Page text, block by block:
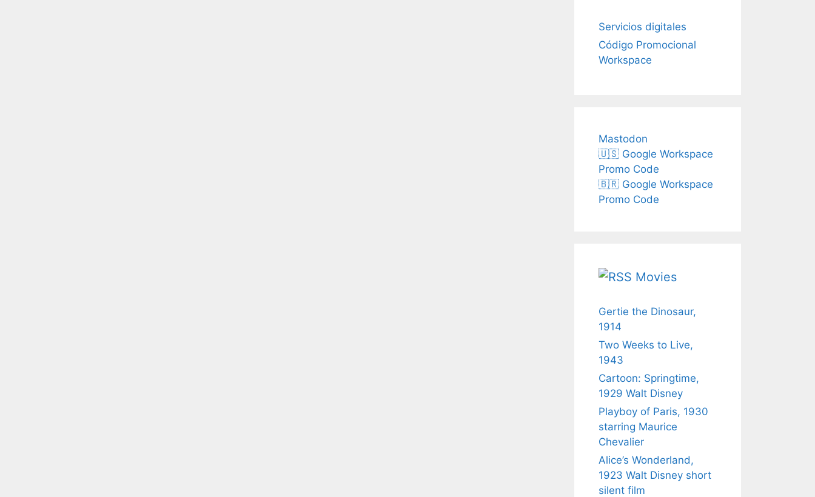
Servicios digitales
Código Promocional
Workspace
Mastodon
🇺🇸 Google Workspace
Promo Code
🇧🇷 Google Workspace
Promo Code
Movies
Gertie the Dinosaur,
1914
Two Weeks to Live,
1943
Cartoon: Springtime,
1929 Walt Disney
Playboy of Paris, 1930
starring Maurice
Chevalier
Alice’s Wonderland,
1923 Walt Disney short
silent film